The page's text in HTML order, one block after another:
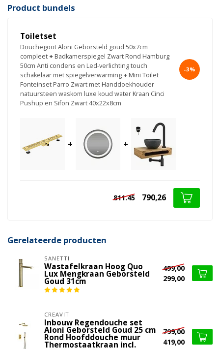
Product bundels
Toiletset
Douchegoot Aloni Geborsteld goud 50x7cm
compleet + Badkamerspiegel Zwart Rond Hamburg
50cm Anti condens en Led-verlichting touch
schakelaar met spiegelverwarming + Mini Toilet
Fonteinset Parro Zwart met Handdoekhouder
natuursteen waskom luxe koud water Kraan Cinci
Pushup en Sifon Zwart 40x22x8cm
-3%
+ +
811.45 790,26
Gerelateerde producten
SANETTI
Wastafelkraan Hoog Quo
Lux Mengkraan Geborsteld
Goud 31cm
499,00
299,00
CREAVIT
Inbouw Regendouche set
Aloni Geborsteld Goud 25 cm
Rond Hoofddouche muur
Thermostaatkraan incl.
799,00
419,00